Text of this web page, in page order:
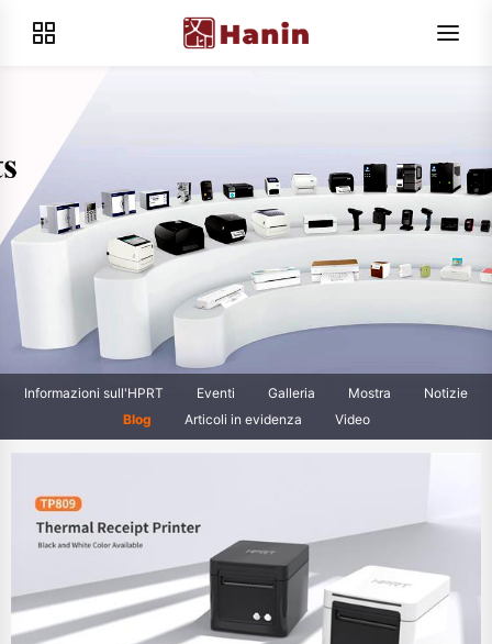
Informazioni sull'HPRT Eventi Galleria Mostra
Notizie
Blog
Articoli in evidenza Video